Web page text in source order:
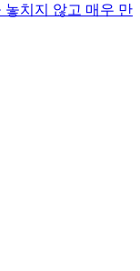
놓치지 않고 매우 만